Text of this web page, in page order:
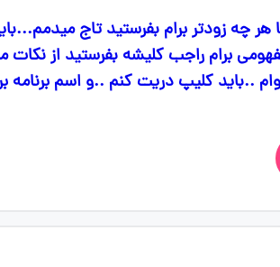
چه زودتر برام بفرستید تاج
برام راجب کلیشه بفرستید از نکات
..باید کلیپ دریت کنم ..و اسم برنامه